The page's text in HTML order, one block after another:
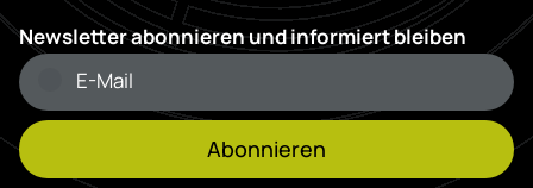
Newsletter abonnieren und informiert bleiben
Abonnieren